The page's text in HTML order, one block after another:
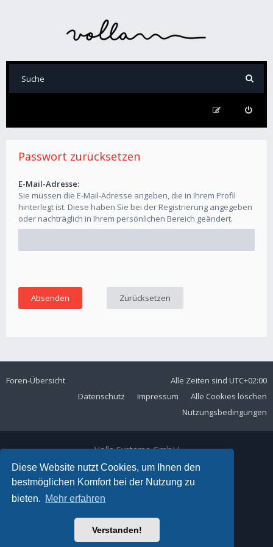
Diese Website nutzt Cookies, um Ihnen den
bestmöglichen Komfort bei der Nutzung zu
bieten. Mehr erfahren
Verstanden!
Passwort zurücksetzen
E-Mail-Adresse:
Sie müssen die E-Mail-Adresse angeben, die in Ihrem Profil
hinterlegt ist. Diese haben Sie bei der Registrierung angegeben
oder nachträglich in Ihrem persönlichen Bereich geändert.
Foren-Übersicht Alle Zeiten sind UTC+02:00
Alle Cookies löschen
Impressum
Datenschutz
Nutzungsbedingungen
Volla Systeme GmbH
Kölner Straße 102
42897 Remscheid
Telefon:+49 2191 59897 61
E-Mail:
Ariki Theme by